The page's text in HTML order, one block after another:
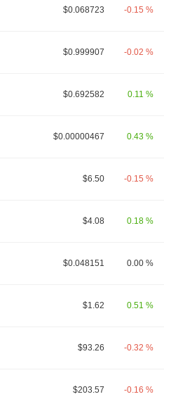
$0.068723 -0.15 %
$0.999907 -0.02 %
$0.692582 0.11 %
$0.00000467 0.43 %
$6.50 -0.15 %
$4.08 0.18 %
$0.048151 0.00 %
$1.62 0.51 %
$93.26 -0.32 %
$203.57 -0.16 %